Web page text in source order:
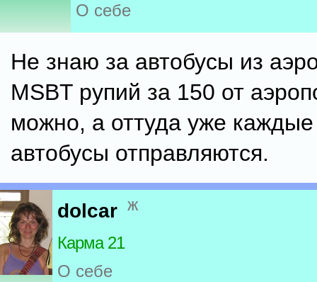
О себе
Не знаю за автобусы из
MSBT рупий за 150 от
можно, а оттуда уже
автобусы отправляются.
dolcar ж
Карма 21
О себе